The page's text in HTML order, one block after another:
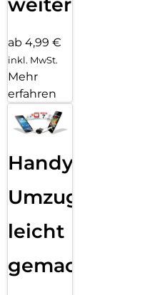
weiter
ab 4,99 €
inkl. MwSt.
Mehr
erfahren
Handy
Umzug
leicht
gemacht!